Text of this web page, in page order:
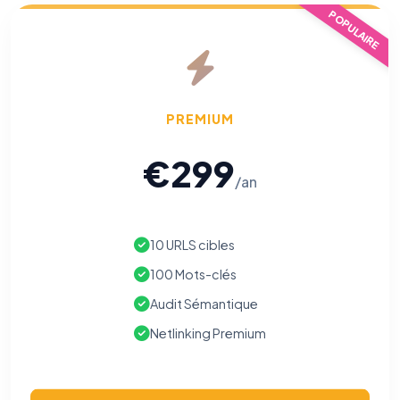
POPULAIRE
PREMIUM
€299/an
10 URLS cibles
100 Mots-clés
Audit Sémantique
Netlinking Premium
Cookies essentiels TOUJOURS ACTIF
Cookies analytiques
Nous aident à comprendre comment vous utilisez le site
(pages visitées, durée de visite) pour l'améliorer. Données
Permettent d'afficher des publicités pertinentes et de